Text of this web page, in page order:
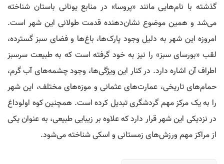
گذشته با نام‌هایی مانند «پروسا» در منابع یونانی باستان شناخته
می‌شد و همین موضوع نشان‌دهنده قدمت طولانی این شهر است.
امروزه این شهر به دلیل وجود پارک‌ها، باغ‌ها و فضای سبز گسترده،
لقب «بورسای سبز» را نیز به خود گرفته است که به طبیعت سرسبز
اطراف آن اشاره دارد. در کنار این ویژگی‌ها، وجود چشمه‌های آب گرم،
حمام‌های تاریخی، عمارت‌های عثمانی و موزه‌های مختلف، این شهر
را به یک مرکز مهم گردشگری تبدیل کرده است. همچنین کوه اولوداغ
در نزدیکی این شهر قرار دارد که علاوه بر زیبایی طبیعی، به عنوان یکی
از مراکز مهم ورزش‌های زمستانی و اسکی شناخته می‌شود.